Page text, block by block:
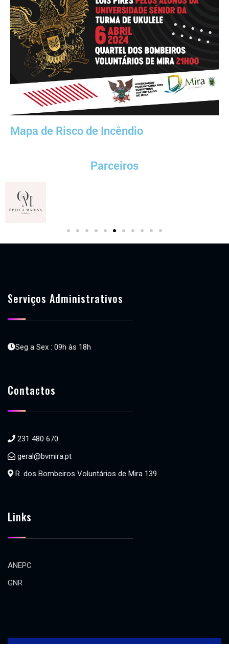
Mapa de Risco de Incêndio
Parceiros
Serviços Administrativos
Seg a Sex : 09h às 18h
Contactos
231 480 670
geral@bvmira.pt
R. dos Bombeiros Voluntários de Mira 139
Links
ANEPC
GNR